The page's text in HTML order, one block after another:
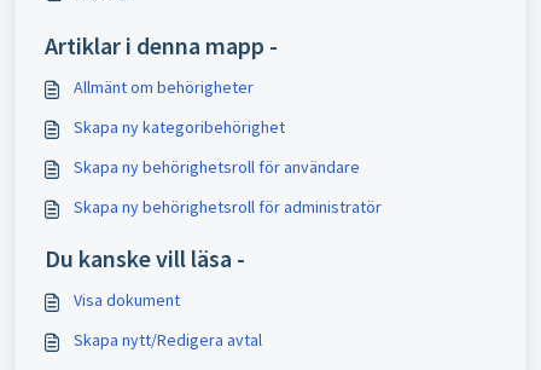
Artiklar i denna mapp -
Allmänt om behörigheter
Skapa ny kategoribehörighet
Skapa ny behörighetsroll för användare
Skapa ny behörighetsroll för administratör
Du kanske vill läsa -
Visa dokument
Skapa nytt/Redigera avtal